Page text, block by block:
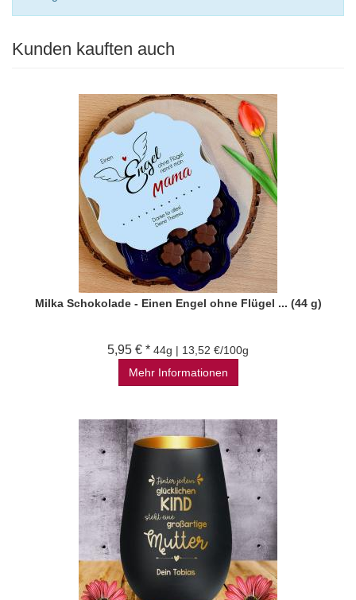
Kunden kauften auch
Milka Schokolade - Einen Engel ohne Flügel ... (44 g)
5,95 € * 44g | 13,52 €/100g
Mehr Informationen